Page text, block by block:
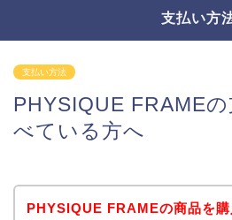
支払い方
支払い方法
PHYSIQUE FRAME
べている方へ
PHYSIQUE FRAMEの商品を購